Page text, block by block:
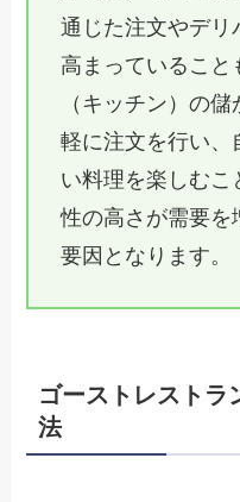
通じた注文やデリ
高まっていること
（キッチン）の
軽に注文を行い、
い料理を楽しむこ
性の高さが需要を
要因となります。
ゴーストレストラ
法